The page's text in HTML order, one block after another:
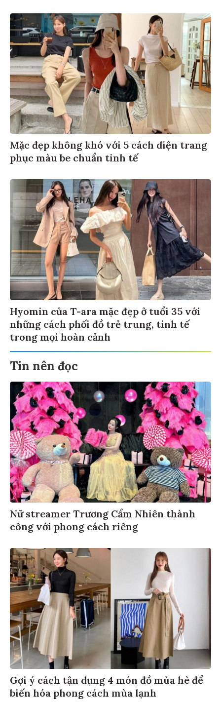
Mặc đẹp không khó với 5 cách diện trang
phục màu be chuẩn tinh tế
Hyomin của T-ara mặc đẹp ở tuổi 35 với
những cách phối đồ trẻ trung, tinh tế
trong mọi hoàn cảnh
Tin nên đọc
Nữ streamer Trương Cẩm Nhiên thành
công với phong cách riêng
Gợi ý cách tận dụng 4 món đồ mùa hè để
biến hóa phong cách mùa lạnh